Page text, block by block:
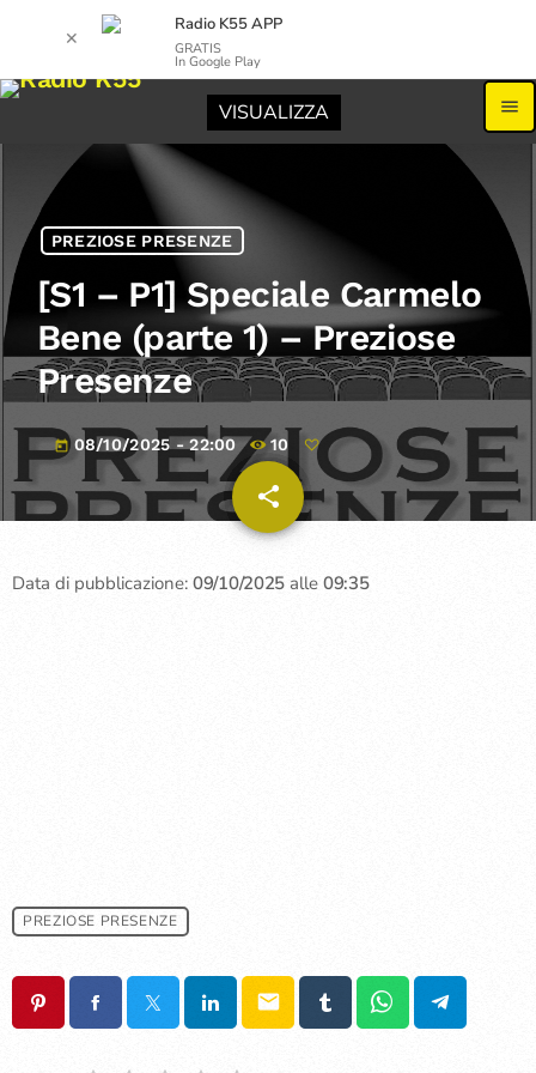
menu
PREZIOSE PRESENZE
[S1 – P1] Speciale Carmelo
Bene (parte 1) – Preziose
Presenze
today 08/10/2025 - 22:00 10
share
email
Data di pubblicazione: 09/10/2025 alle 09:35
PREZIOSE PRESENZE
email
✕
Radio K55 APP
GRATIS
In Google Play
VISUALIZZA